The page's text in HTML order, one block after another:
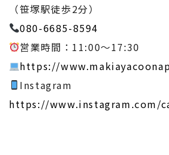
（笹塚駅徒歩2分）
080-6685-8594
営業時間：11:00〜17:30
https://
Instagram
https://www.instagram.com/